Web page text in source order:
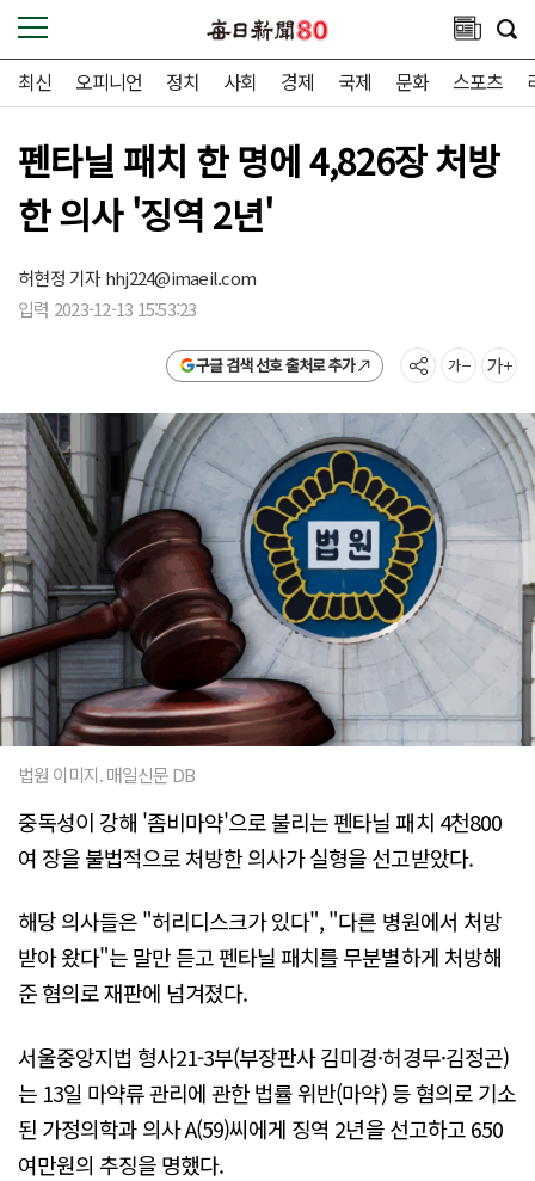
최신 오피니언 정치 사회 경제 국제 문화 스포츠
펜타닐 패치 한 명에 4,826장 처방
한 의사 '징역 2년'
허현정 기자hhj224@imaeil.com
입력 2023-12-13 15:53:23
구글 검색 선호 출처로 추가
법원 이미지. 매일신문 DB
중독성이 강해 '좀비마약'으로 불리는 펜타닐 패치 4천800
여 장을 불법적으로 처방한 의사가 실형을 선고받았다.
해당 의사들은 "허리디스크가 있다", "다른 병원에서 처방
받아 왔다"는 말만 듣고 펜타닐 패치를 무분별하게 처방해
준 혐의로 재판에 넘겨졌다.
서울중앙지법 형사21-3부(부장판사 김미경·허경무·김정곤)
는 13일 마약류 관리에 관한 법률 위반(마약) 등 혐의로 기소
된 가정의학과 의사 A(59)씨에게 징역 2년을 선고하고 650
여만원의 추징을 명했다.